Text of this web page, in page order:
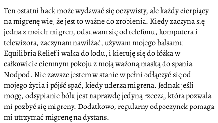
Ten ostatni hack może wydawać się oczywisty, ale każdy cierpiący
na migrenę wie, że jest to ważne do zrobienia. Kiedy zaczyna się
jedna z moich migren, odsuwam się od telefonu, komputera i
telewizora, zaczynam nawilżać, używam mojego balsamu
Equilibria Relief i wałka do lodu, i kieruję się do łóżka w
całkowicie ciemnym pokoju z moją ważoną maską do spania
Nodpod. Nie zawsze jestem w stanie w pełni odłączyć się od
mojego życia i pójść spać, kiedy uderza migrena. Jednak jeśli
mogę, odsypianie bólu jest naprawdę jedyną rzeczą, która pozwala
mi pozbyć się migreny. Dodatkowo, regularny odpoczynek pomaga
mi utrzymać migrenę na dystans.